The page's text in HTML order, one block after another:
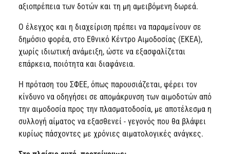
αξιοπρέπεια των δοτών και τη μη αμειβόμενη δωρεά.
Ο έλεγχος και η διαχείριση πρέπει να παραμείνουν σε
δημόσιο φορέα, στο Εθνικό Κέντρο Αιμοδοσίας (ΕΚΕΑ),
χωρίς ιδιωτική ανάμειξη, ώστε να εξασφαλίζεται
επάρκεια, ποιότητα και διαφάνεια.
Η πρόταση του ΣΦΕΕ, όπως παρουσιάζεται, φέρει τον
κίνδυνο να οδηγήσει σε απομάκρυνση των αιμοδοτών από
την αιμοδοσία προς την πλασματοδοσία, με αποτέλεσμα η
συλλογή αίματος να εξασθενεί - γεγονός που θα βλάψει
κυρίως πάσχοντες με χρόνιες αιματολογικές ανάγκες.